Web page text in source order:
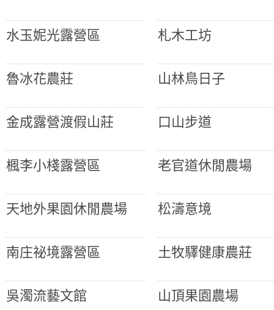
水玉妮光露營區 札木工坊
魯冰花農莊 山林鳥日子
金成露營渡假山莊 口山步道
楓李小棧露營區 老官道休閒農場
天地外果園休閒農場 松濤意境
南庄祕境露營區 土牧驛健康農莊
吳濁流藝文館 山頂果園農場